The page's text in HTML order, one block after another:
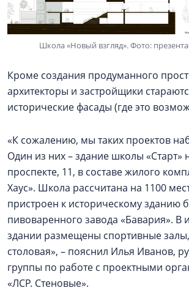
Школа «Новый взгляд». Фото:
Кроме создания продуманного
архитекторы и застройщики
исторические фасады (где это
«К сожалению, мы таких проектов
Один из них – здание школы «Старт»
проспекте, 11, в составе жилого
Хаус». Школа рассчитана на 1100
пристроен к историческому зданию
пивоваренного завода «Бавария». В
здании размещены спортивные
столовая», – пояснил Илья Иванов,
группы по работе с проектными
«ЛСР. Стеновые».